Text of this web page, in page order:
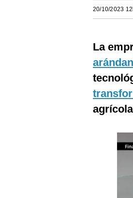
20/10/2023
La